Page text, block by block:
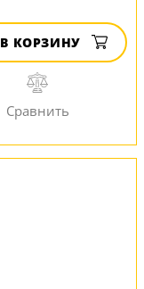
В КОРЗИНУ